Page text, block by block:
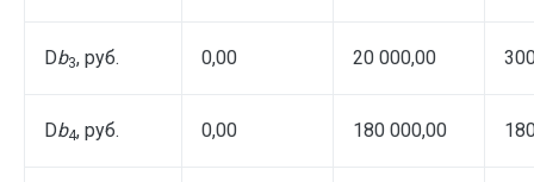
Db3, руб. 0,00 20 000,00
Db4, руб. 0,00 180 000,00